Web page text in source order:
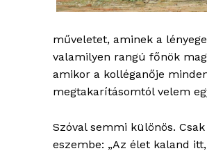
műveletet, aminek a
valamilyen rangú főnök
amikor a kolléganője
megtakarításomtól velem
Szóval semmi különös.
eszembe: „Az élet kaland